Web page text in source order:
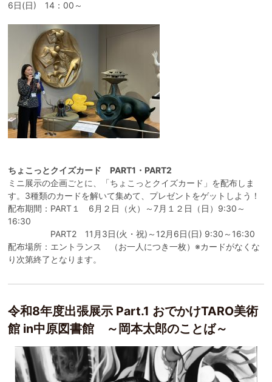
6日(日) 14：00～
ちょこっとクイズカード PART1・PART2
ミニ展示の企画ごとに、「ちょこっとクイズカード」を配布しま
す。3種類のカードを解いて集めて、プレゼントをゲットしよう！
配布期間：PART１ 6月２日（火）～7月１２日（日）9:30～
16:30
PART2 11月3日(火・祝)～12月6日(日) 9:30～16:30
配布場所：エントランス （お一人につき一枚）※カードがなくな
り次第終了となります。
令和8年度出張展示 Part.1 おでかけTARO美術
館 in中原図書館 ～岡本太郎のことば～